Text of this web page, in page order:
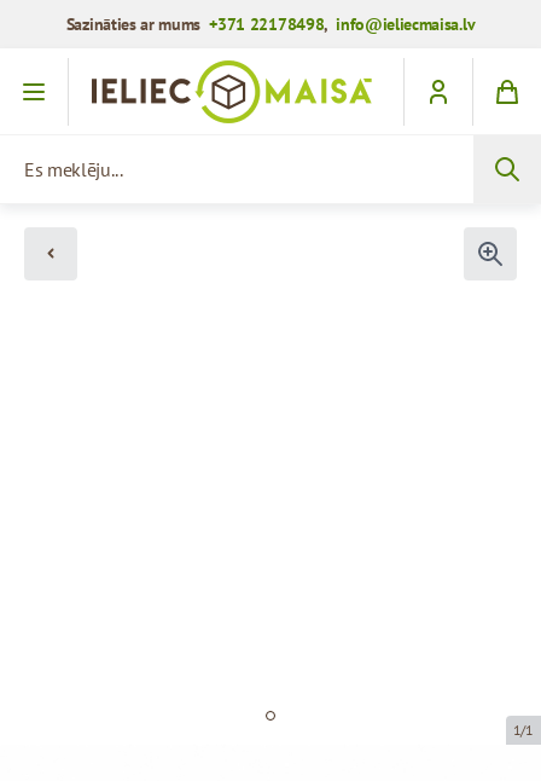
Sazināties ar mums+371 22178498,info@ieliecmaisa.lv
Iet uz saturu
1/1